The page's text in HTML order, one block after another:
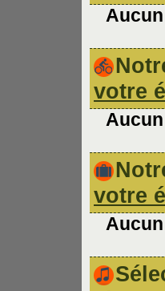
votre
votre